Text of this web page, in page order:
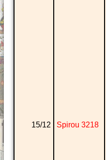
15/12 Spirou 3218